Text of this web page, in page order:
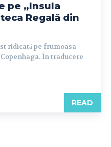
pe „Insula
Regală din
ridicată pe frumoasa
În traducere
READ